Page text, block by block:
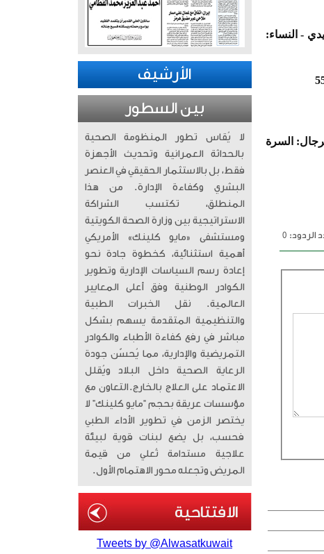
/ ديوان البريدي - النساء:
الخميس - الرجال: السرة
الردود: 0
الأرشيف
بين السطور
لا يُقاس تطور المنظومة الصحية
بالحداثة العمرانية وتحديث الأجهزة
فقط، بل بالاستثمار الحقيقي في العنصر
البشري وكفاءة الإدارة. من هذا
المنطلق، تكتسب الشراكة
الاستراتيجية بين وزارة الصحة الكويتية
ومستشفى «مايو كلينك» الأمريكي
أهمية استثنائية، كخطوة جادة نحو
إعادة رسم السياسات الإدارية وتطوير
الكوادر الوطنية وفق أعلى المعايير
العالمية. ​ نقل الخبرات الطبية
والتنظيمية المتقدمة يسهم بشكل
مباشر في رفع كفاءة الأطباء والكوادر
التمريضية والإدارية، مما يُحسّن جودة
الرعاية الصحية داخل البلاد ويُقلل
الاعتماد على العلاج بالخارج. ​التعاون مع
مؤسسات عريقة بحجم “مايو كلينك” لا
يختصر الزمن في تطوير الأداء الطبي
فحسب، بل يضع لبنات قوية لبيئة
علاجية مستدامة تُعلي من قيمة
المريض وتجعله محور الاهتمام الأول.
Tweets by @Alwasatkuwait